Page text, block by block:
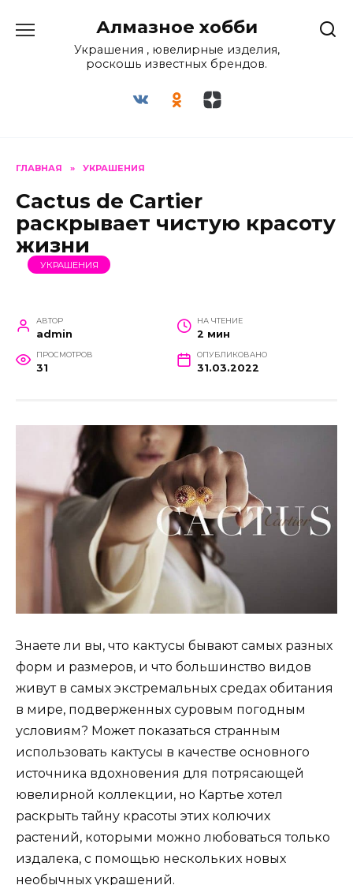
содержанию
Алмазное хобби
Украшения , ювелирные изделия,
роскошь известных брендов.
ГЛАВНАЯ » УКРАШЕНИЯ
Cactus de Cartier
раскрывает чистую красоту
жизни
УКРАШЕНИЯ
АВТОР
admin
НА ЧТЕНИЕ
2 мин
ПРОСМОТРОВ
31
ОПУБЛИКОВАНО
31.03.2022
Знаете ли вы, что кактусы бывают самых разных
форм и размеров, и что большинство видов
живут в самых экстремальных средах обитания
в мире, подверженных суровым погодным
условиям? Может показаться странным
использовать кактусы в качестве основного
источника вдохновения для потрясающей
ювелирной коллекции, но Картье хотел
раскрыть тайну красоты этих колючих
растений, которыми можно любоваться только
издалека, с помощью нескольких новых
необычных украшений.